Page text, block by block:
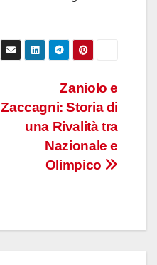
Zaniolo e
Zaccagni: Storia di
una Rivalità tra
Nazionale e
Olimpico